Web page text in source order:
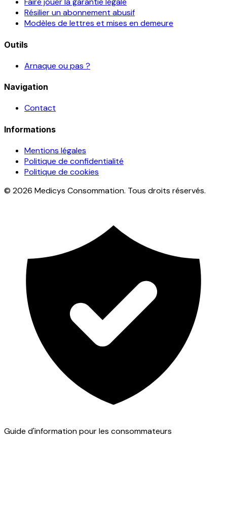
Résilier un abonnement abusif
Modèles de lettres et mises en demeure
Outils
Arnaque ou pas ?
Navigation
Contact
Informations
Mentions légales
Politique de confidentialité
Politique de cookies
© 2026 Medicys Consommation. Tous droits réservés.
Guide d'information pour les consommateurs